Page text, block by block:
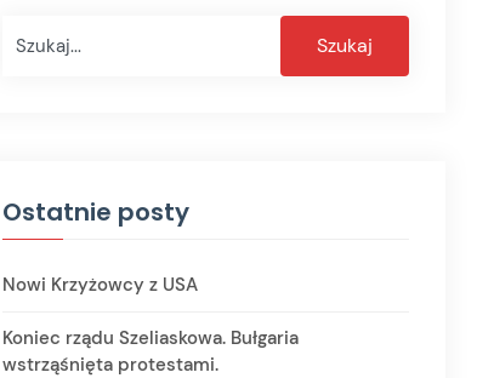
Szukaj Szukaj
Ostatnie posty
Nowi Krzyżowcy z USA
Koniec rządu Szeliaskowa. Bułgaria
wstrząśnięta protestami.